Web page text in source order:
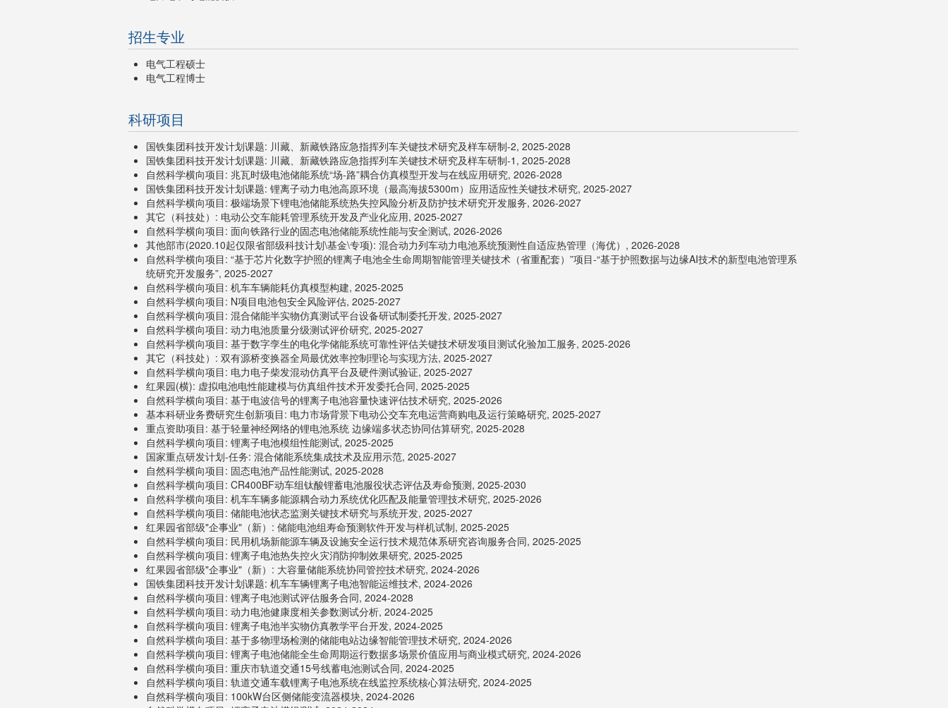
招生专业
电气工程硕士
电气工程博士
科研项目
国铁集团科技开发计划课题: 川藏、新藏铁路应急指挥列车关键技术研究及样车研制-2, 2025-2028
国铁集团科技开发计划课题: 川藏、新藏铁路应急指挥列车关键技术研究及样车研制-1, 2025-2028
自然科学横向项目: 兆瓦时级电池储能系统“场-路”耦合仿真模型开发与在线应用研究, 2026-2028
国铁集团科技开发计划课题: 锂离子动力电池高原环境（最高海拔5300m）应用适应性关键技术研究, 2025-2027
自然科学横向项目: 极端场景下锂电池储能系统热失控风险分析及防护技术研究开发服务, 2026-2027
其它（科技处）: 电动公交车能耗管理系统开发及产业化应用, 2025-2027
自然科学横向项目: 面向铁路行业的固态电池储能系统性能与安全测试, 2026-2026
其他部市(2020.10起仅限省部级科技计划\基金\专项): 混合动力列车动力电池系统预测性自适应热管理（海优）, 2026-2028
自然科学横向项目: “基于芯片化数字护照的锂离子电池全生命周期智能管理关键技术（省重配套）”项目-“基于护照数据与边缘AI技术的新型电池管理系
统研究开发服务”, 2025-2027
自然科学横向项目: 机车车辆能耗仿真模型构建, 2025-2025
自然科学横向项目: N项目电池包安全风险评估, 2025-2027
自然科学横向项目: 混合储能半实物仿真测试平台设备研试制委托开发, 2025-2027
自然科学横向项目: 动力电池质量分级测试评价研究, 2025-2027
自然科学横向项目: 基于数字孪生的电化学储能系统可靠性评估关键技术研发项目测试化验加工服务, 2025-2026
其它（科技处）: 双有源桥变换器全局最优效率控制理论与实现方法, 2025-2027
自然科学横向项目: 电力电子柴发混动仿真平台及硬件测试验证, 2025-2027
红果园(横): 虚拟电池电性能建模与仿真组件技术开发委托合同, 2025-2025
自然科学横向项目: 基于电波信号的锂离子电池容量快速评估技术研究, 2025-2026
基本科研业务费研究生创新项目: 电力市场背景下电动公交车充电运营商购电及运行策略研究, 2025-2027
重点资助项目: 基于轻量神经网络的锂电池系统 边缘端多状态协同估算研究, 2025-2028
自然科学横向项目: 锂离子电池模组性能测试, 2025-2025
国家重点研发计划-任务: 混合储能系统集成技术及应用示范, 2025-2027
自然科学横向项目: 固态电池产品性能测试, 2025-2028
自然科学横向项目: CR400BF动车组钛酸锂蓄电池服役状态评估及寿命预测, 2025-2030
自然科学横向项目: 机车车辆多能源耦合动力系统优化匹配及能量管理技术研究, 2025-2026
自然科学横向项目: 储能电池状态监测关键技术研究与系统开发, 2025-2027
红果园省部级"企事业"（新）: 储能电池组寿命预测软件开发与样机试制, 2025-2025
自然科学横向项目: 民用机场新能源车辆及设施安全运行技术规范体系研究咨询服务合同, 2025-2025
自然科学横向项目: 锂离子电池热失控火灾消防抑制效果研究, 2025-2025
红果园省部级"企事业"（新）: 大容量储能系统协同管控技术研究, 2024-2026
国铁集团科技开发计划课题: 机车车辆锂离子电池智能运维技术, 2024-2026
自然科学横向项目: 锂离子电池测试评估服务合同, 2024-2028
自然科学横向项目: 动力电池健康度相关参数测试分析, 2024-2025
自然科学横向项目: 锂离子电池半实物仿真教学平台开发, 2024-2025
自然科学横向项目: 基于多物理场检测的储能电站边缘智能管理技术研究, 2024-2026
自然科学横向项目: 锂离子电池储能全生命周期运行数据多场景价值应用与商业模式研究, 2024-2026
自然科学横向项目: 重庆市轨道交通15号线蓄电池测试合同, 2024-2025
自然科学横向项目: 轨道交通车载锂离子电池系统在线监控系统核心算法研究, 2024-2025
自然科学横向项目: 100kW台区侧储能变流器模块, 2024-2026